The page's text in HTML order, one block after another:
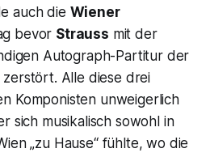
auch die Wiener
bevor Strauss mit der
Autograph-Partitur der
zerstört. Alle diese drei
Komponisten unweigerlich
sich musikalisch sowohl in
„zu Hause“fühlte, wo die